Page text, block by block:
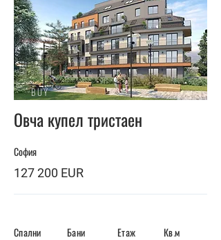
BUY
Овча купел тристаен
София
127 200 EUR
Спални Бани Етаж Кв.м